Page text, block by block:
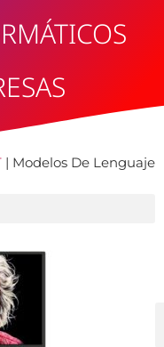
| Modelos De Lenguaje